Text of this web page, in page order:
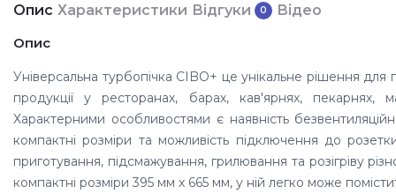
Опис Характеристики Відгуки 0
Відео
Опис
Універсальна турбопічка CIBO+ це унікальне рішення
продукції у ресторанах, барах, кав'ярнях, пекарнях,
Характерними особливостями є наявність
компактні розміри та можливість підключення до
приготування, підсмажування, грилювання та розігріву
компактні розміри 395 мм x 665 мм, у ній легко може